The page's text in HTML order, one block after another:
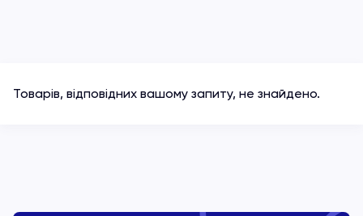
Товарів, відповідних вашому запиту, не знайдено.